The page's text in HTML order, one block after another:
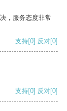
，服务态度非常
支持[0] 反对[0]
支持[0] 反对[0]